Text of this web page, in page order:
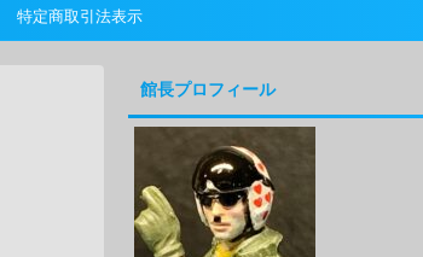
特定商取引法表示
館長プロフィール